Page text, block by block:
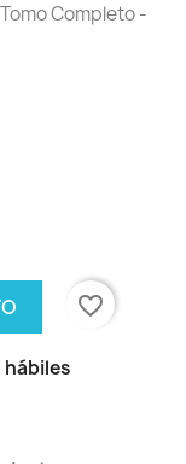
Completo -
favorite_border
hábiles